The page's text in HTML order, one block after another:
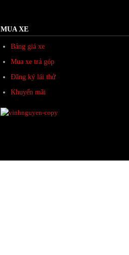
MUA XE
Bảng giá xe
Mua xe trả góp
Đăng ký lái thử
Khuyến mãi